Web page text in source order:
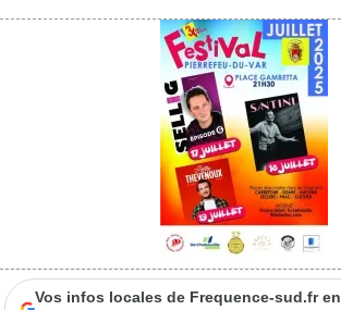
Vos infos locales de Frequence-sud.fr en